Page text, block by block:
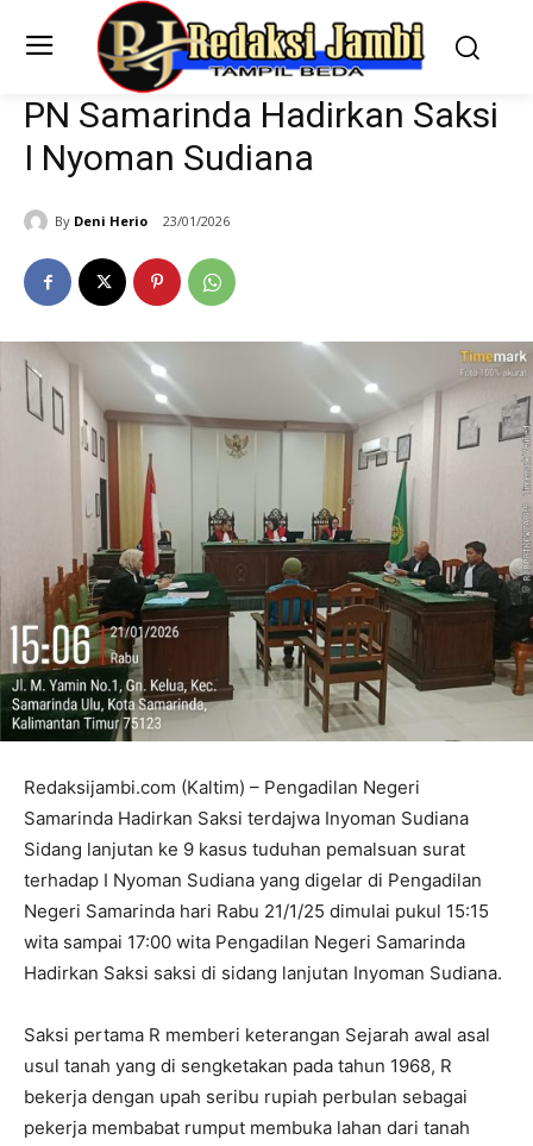
PN Samarinda Hadirkan Saksi
I Nyoman Sudiana
By Deni Herio 23/01/2026
Redaksijambi.com (Kaltim) – Pengadilan Negeri
Samarinda Hadirkan Saksi terdajwa Inyoman Sudiana
Sidang lanjutan ke 9 kasus tuduhan pemalsuan surat
terhadap I Nyoman Sudiana yang digelar di Pengadilan
Negeri Samarinda hari Rabu 21/1/25 dimulai pukul 15:15
wita sampai 17:00 wita Pengadilan Negeri Samarinda
Hadirkan Saksi saksi di sidang lanjutan Inyoman Sudiana.
Saksi pertama R memberi keterangan Sejarah awal asal
usul tanah yang di sengketakan pada tahun 1968, R
bekerja dengan upah seribu rupiah perbulan sebagai
pekerja membabat rumput membuka lahan dari tanah